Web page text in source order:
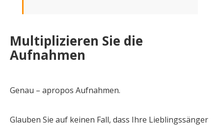
Multiplizieren Sie die
Aufnahmen
Genau – apropos Aufnahmen.
Glauben Sie auf keinen Fall, dass Ihre Lieblingssänger